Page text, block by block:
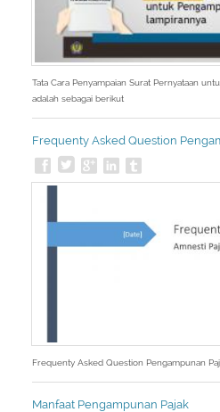
Tata Cara Penyampaian Surat Pernyataan
adalah sebagai berikut
Frequenty Asked Question
Frequenty Asked Question Pengampunan
Manfaat Pengampunan Pajak